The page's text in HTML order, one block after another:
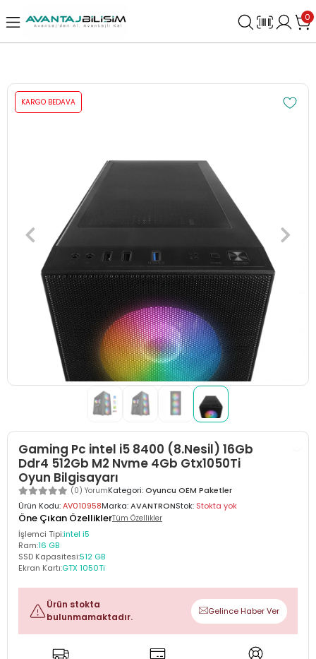
0
KARGO BEDAVA
Gaming Pc intel i5 8400 (8.Nesil) 16Gb
Ddr4 512Gb M2 Nvme 4Gb Gtx1050Ti
Oyun Bilgisayarı
(0) YorumKategori:Oyuncu OEM Paketler
Ürün Kodu:AV010958Marka:AVANTRONStok: Stokta yok
Öne Çıkan ÖzelliklerTüm Özellikler
İşlemci Tipi:intel i5
Ram:16 GB
SSD Kapasitesi:512 GB
Ekran Kartı:GTX 1050Ti
Ürün stokta
bulunmamaktadır.
Gelince Haber Ver